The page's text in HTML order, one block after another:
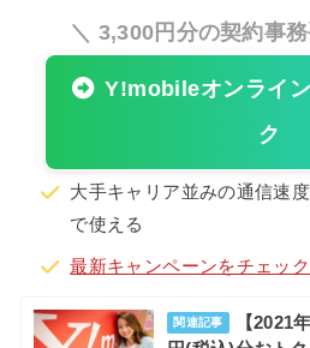
＼ 3,300円分の契約事
Y!mobileオンライ
ク
大手キャリア並みの通信速
で使える
最新キャンペーンをチェック
関連記事
【2021